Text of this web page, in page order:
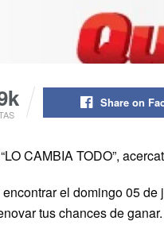
Share on
CAMBIA TODO”,
el domingo 05
tus chances de ganar.